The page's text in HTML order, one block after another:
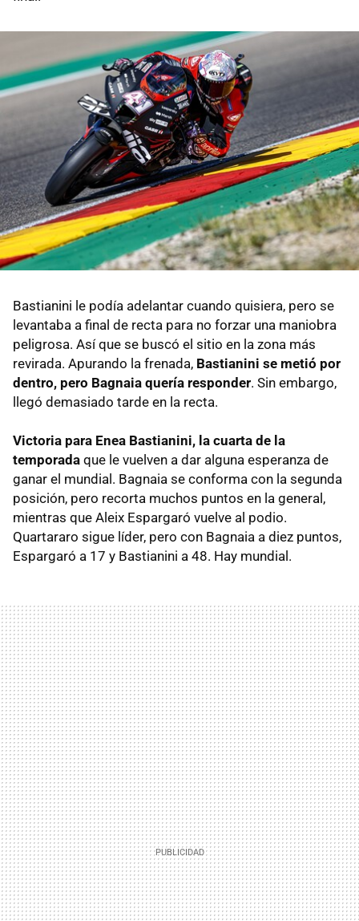
Bastianini le podía adelantar cuando quisiera, pero se
levantaba a final de recta para no forzar una maniobra
peligrosa. Así que se buscó el sitio en la zona más
revirada. Apurando la frenada, Bastianini se metió por
dentro, pero Bagnaia quería responder. Sin embargo,
llegó demasiado tarde en la recta.
Victoria para Enea Bastianini, la cuarta de la
temporada que le vuelven a dar alguna esperanza de
ganar el mundial. Bagnaia se conforma con la segunda
posición, pero recorta muchos puntos en la general,
mientras que Aleix Espargaró vuelve al podio.
Quartararo sigue líder, pero con Bagnaia a diez puntos,
Espargaró a 17 y Bastianini a 48. Hay mundial.